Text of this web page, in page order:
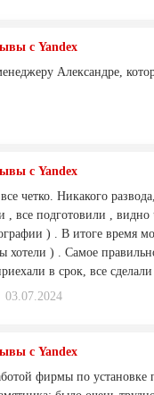
с Yandex
Александре,
с Yandex
четко. Никакого
, все подготовили ,
) . В итоге время
хотели ) . Самое
в срок, все
03.07.2024
с Yandex
фирмы по установке